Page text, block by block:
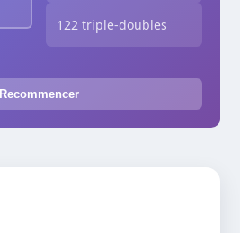
122 triple-doubles
Recommencer